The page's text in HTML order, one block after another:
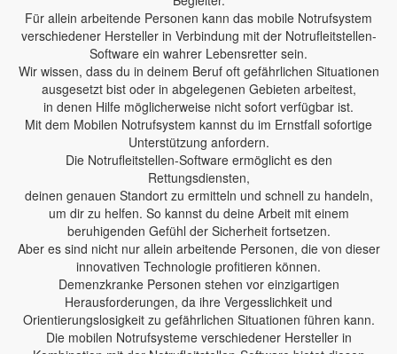
Für allein arbeitende Personen kann das mobile Notrufsystem
verschiedener Hersteller in Verbindung mit der Notrufleitstellen-
Software ein wahrer Lebensretter sein.
Wir wissen, dass du in deinem Beruf oft gefährlichen Situationen
ausgesetzt bist oder in abgelegenen Gebieten arbeitest,
in denen Hilfe möglicherweise nicht sofort verfügbar ist.
Mit dem Mobilen Notrufsystem kannst du im Ernstfall sofortige
Unterstützung anfordern.
Die Notrufleitstellen-Software ermöglicht es den
Rettungsdiensten,
deinen genauen Standort zu ermitteln und schnell zu handeln,
um dir zu helfen. So kannst du deine Arbeit mit einem
beruhigenden Gefühl der Sicherheit fortsetzen.
Aber es sind nicht nur allein arbeitende Personen, die von dieser
innovativen Technologie profitieren können.
Demenzkranke Personen stehen vor einzigartigen
Herausforderungen, da ihre Vergesslichkeit und
Orientierungslosigkeit zu gefährlichen Situationen führen kann.
Die mobilen Notrufsysteme verschiedener Hersteller in